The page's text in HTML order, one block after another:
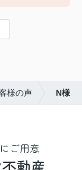
様の声 N様
ご用意